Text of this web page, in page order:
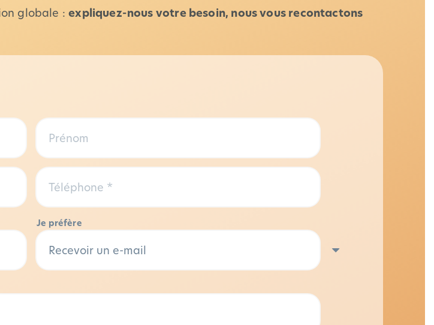
globale :expliquez-nous votre besoin, nous vous recontactons
Je préfère